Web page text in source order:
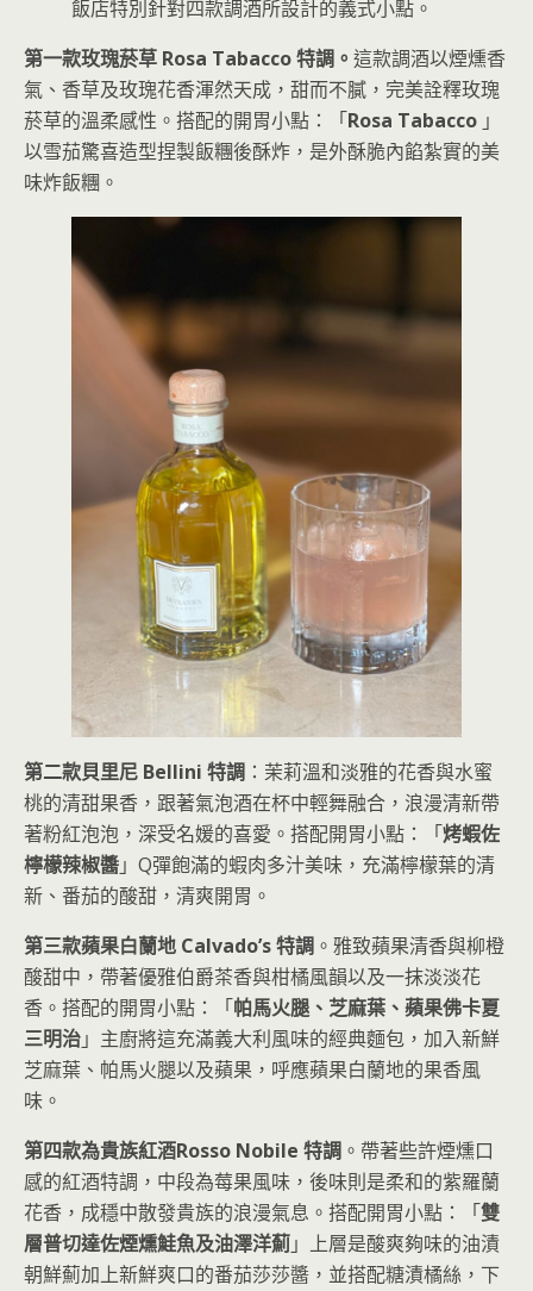
飯店特別針對四款調酒所設計的義式小點。
第一款玫瑰菸草 Rosa Tabacco 特調。 這款調酒以煙燻香
氣、香草及玫瑰花香渾然天成，甜而不膩，完美詮釋玫瑰
菸草的溫柔感性。搭配的開胃小點：「Rosa Tabacco 」
以雪茄驚喜造型捏製飯糰後酥炸，是外酥脆內餡紮實的美
味炸飯糰。
第二款貝里尼 Bellini 特調 ：茉莉溫和淡雅的花香與水蜜
桃的清甜果香，跟著氣泡酒在杯中輕舞融合，浪漫清新帶
著粉紅泡泡，深受名媛的喜愛。搭配開胃小點：「烤蝦佐
檸檬辣椒醬」Q彈飽滿的蝦肉多汁美味，充滿檸檬葉的清
新、番茄的酸甜，清爽開胃。
第三款蘋果白蘭地 Calvado’s 特調 。雅致蘋果清香與柳橙
酸甜中，帶著優雅伯爵茶香與柑橘風韻以及一抹淡淡花
香。搭配的開胃小點：「帕馬火腿、芝麻葉、蘋果佛卡夏
三明治」主廚將這充滿義大利風味的經典麵包，加入新鮮
芝麻葉、帕馬火腿以及蘋果，呼應蘋果白蘭地的果香風
味。
第四款為貴族紅酒Rosso Nobile 特調 。帶著些許煙燻口
感的紅酒特調，中段為莓果風味，後味則是柔和的紫羅蘭
花香，成穩中散發貴族的浪漫氣息。搭配開胃小點：「雙
層普切達佐煙燻鮭魚及油澤洋薊」上層是酸爽夠味的油漬
朝鮮薊加上新鮮爽口的番茄莎莎醬，並搭配糖漬橘絲，下